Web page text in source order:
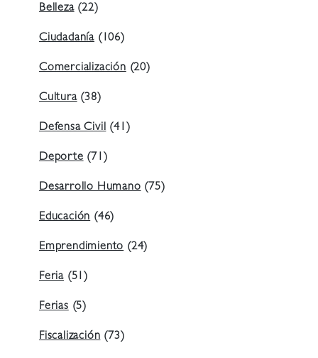
Belleza(22)
Ciudadanía (106)
Comercialización (20)
Cultura(38)
Defensa Civil (41)
Deporte (71)
Desarrollo Humano (75)
Educación (46)
Emprendimiento (24)
Feria (51)
Ferias (5)
Fiscalización (73)